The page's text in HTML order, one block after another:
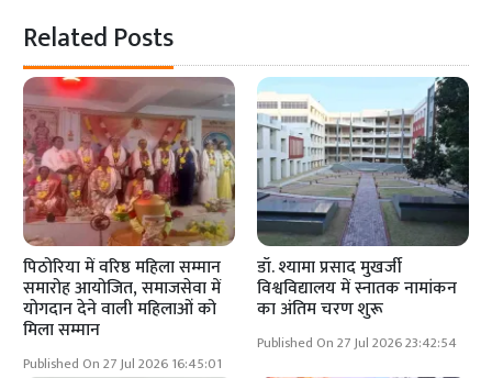
Related Posts
पिठोरिया में वरिष्ठ महिला सम्मान
समारोह आयोजित, समाजसेवा में
योगदान देने वाली महिलाओं को
मिला सम्मान
Published On 27 Jul 2026 16:45:01
डॉ. श्यामा प्रसाद मुखर्जी
विश्वविद्यालय में स्नातक नामांकन
का अंतिम चरण शुरू
Published On 27 Jul 2026 23:42:54